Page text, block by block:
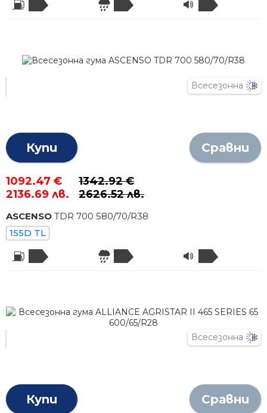
Всесезонна
Купи Сравни
1092.47 €
2136.69 лв.
1342.92 €
2626.52 лв.
ASCENSO TDR 700 580/70/R38
155D TL
Всесезонна
Купи Сравни